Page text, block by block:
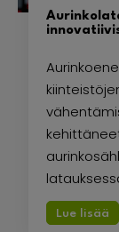
Lue lisää